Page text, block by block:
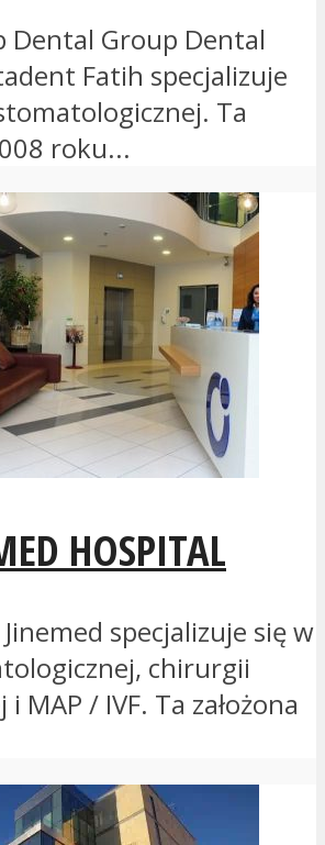
Dental Group Dental
Fatih specjalizuje
Ta
roku...
HOSPITAL
specjalizuje się w
chirurgii
MAP / IVF. Ta założona